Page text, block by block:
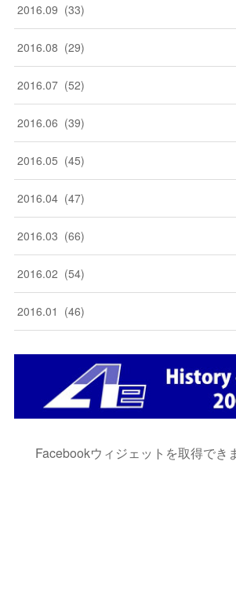
2016.09 (33)
2016.08 (29)
2016.07 (52)
2016.06 (39)
2016.05 (45)
2016.04 (47)
2016.03 (66)
2016.02 (54)
2016.01 (46)
Facebookウィジェットを取得でき